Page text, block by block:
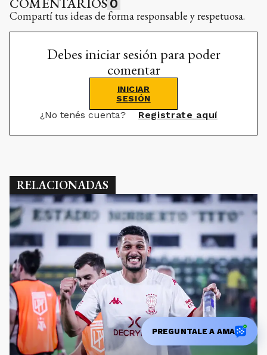
0
Compartí tus ideas de forma responsable y respetuosa.
Debes iniciar sesión para poder
comentar
INICIAR
SESIÓN
¿No tenés cuenta? Registrate aquí
RELACIONADAS
PREGUNTALE A AMA